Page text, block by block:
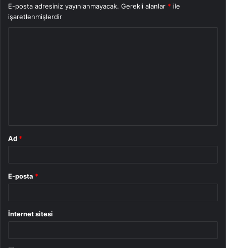
E-posta adresiniz yayınlanmayacak. Gerekli alanlar * ile
işaretlenmişlerdir
Ad *
E-posta *
İnternet sitesi